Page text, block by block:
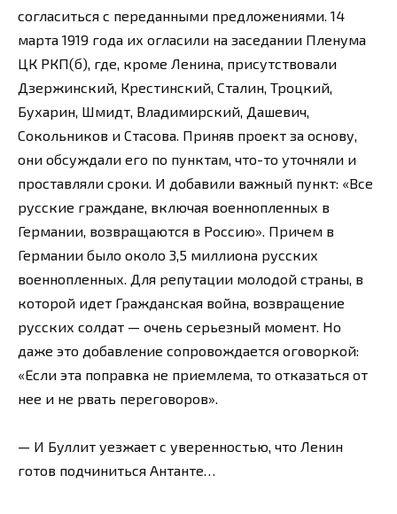
согласиться с переданными предложениями. 14
марта 1919 года их огласили на заседании Пленума
ЦК РКП(б), где, кроме Ленина, присутствовали
Дзержинский, Крестинский, Сталин, Троцкий,
Бухарин, Шмидт, Владимирский, Дашевич,
Сокольников и Стасова. Приняв проект за основу,
они обсуждали его по пунктам, что-то уточняли и
проставляли сроки. И добавили важный пункт: «Все
русские граждане, включая военнопленных в
Германии, возвращаются в Россию». Причем в
Германии было около 3,5 миллиона русских
военнопленных. Для репутации молодой страны, в
которой идет Гражданская война, возвращение
русских солдат — очень серьезный момент. Но
даже это добавление сопровождается оговоркой:
«Если эта поправка не приемлема, то отказаться от
нее и не рвать переговоров».
— И Буллит уезжает с уверенностью, что Ленин
готов подчиниться Антанте…